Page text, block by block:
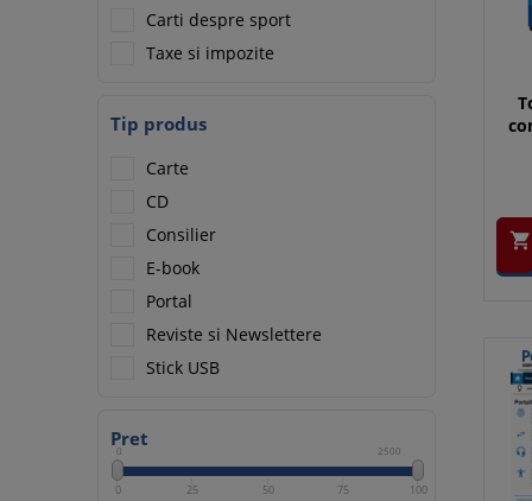
Carti despre sport
Taxe si impozite
Tip produs
Carte
CD
Consilier
E-book
Portal
Reviste si Newslettere
Stick USB
Pret
0 2500
0 25 50 75 100
